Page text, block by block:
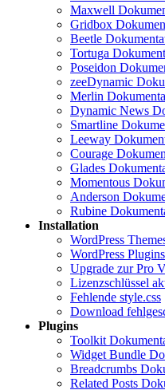
Maxwell
Gridbox
Beetle
Tortuga
Poseidon
zeeDynamic
Merlin
Dynamic News
Smartline
Leeway
Courage
Glades
Momentous
Anderson
Rubine
Installation
WordPress
WordPress
Upgrade zur Pro
Lizenzschlüssel
Fehlende style.css
Download
Plugins
Toolkit
Widget Bundle
Breadcrumbs
Related Posts